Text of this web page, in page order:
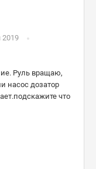
2019
Руль вращаю,
насос дозатор
что